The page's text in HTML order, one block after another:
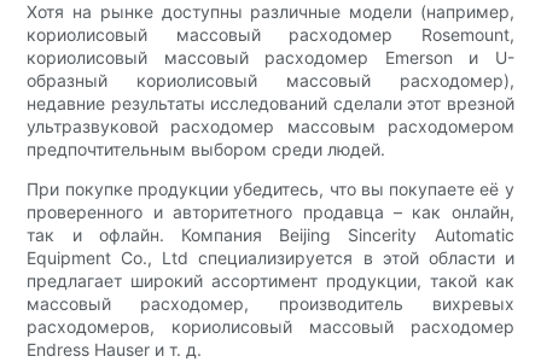
Хотя на рынке доступны различные модели (например,
кориолисовый массовый расходомер Rosemount,
кориолисовый массовый расходомер Emerson и U-
образный кориолисовый массовый расходомер),
недавние результаты исследований сделали этот врезной
ультразвуковой расходомер массовым расходомером
предпочтительным выбором среди людей.
При покупке продукции убедитесь, что вы покупаете её у
проверенного и авторитетного продавца – как онлайн,
так и офлайн. Компания Beijing Sincerity Automatic
Equipment Co., Ltd специализируется в этой области и
предлагает широкий ассортимент продукции, такой как
массовый расходомер, производитель вихревых
расходомеров, кориолисовый массовый расходомер
Endress Hauser и т. д.